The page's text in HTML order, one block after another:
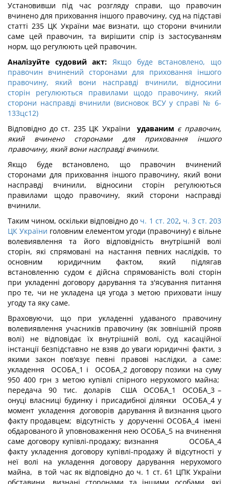
Установивши під час розгляду справи, що правочин
вчинено для приховання іншого правочину, суд на підставі
статті 235 ЦК України має визнати, що сторони вчинили
саме цей правочин, та вирішити спір із застосуванням
норм, що регулюють цей правочин.
Аналізуйте судовий акт: Якщо буде встановлено, що
правочин вчинений сторонами для приховання іншого
правочину, який вони насправді вчинили, відносини
сторін регулюються правилами щодо правочину, який
сторони насправді вчинили (висновок ВСУ у справі № 6-
133цс12)
Відповідно до ст. 235 ЦК України удаваним є правочин,
який вчинено сторонами для приховання іншого
правочину, який вони насправді вчинили.
Якщо буде встановлено, що правочин вчинений
сторонами для приховання іншого правочину, який вони
насправді вчинили, відносини сторін регулюються
правилами щодо правочину, який сторони насправді
вчинили.
Таким чином, оскільки відповідно до ч. 1 ст. 202, ч. 3 ст. 203
ЦК України головним елементом угоди (правочину) є вільне
волевиявлення та його відповідність внутрішній волі
сторін, які спрямовані на настання певних наслідків, то
основним юридичним фактом, який підлягав
встановленню судом є дійсна спрямованість волі сторін
при укладенні договору дарування та з'ясування питання
про те, чи не укладена ця угода з метою приховати іншу
угоду та яку саме.
Враховуючи, що при укладенні удаваного правочину
волевиявлення учасників правочину (як зовнішній прояв
волі) не відповідає їх внутрішній волі, суд касаційної
інстанції безпідставно не взяв до уваги юридичні факти, з
якими закон пов'язує певні правові наслідки, а саме:
укладення ОСОБА_1 і ОСОБА_2 договору позики на суму
950 400 грн з метою купівлі спірного нерухомого майна;
передача 90 тис. доларів США ОСОБА_1 ОСОБА_3 –
онуці власниці будинку і присадибної ділянки ОСОБА_4 у
момент укладення договорів дарування й визнання цього
факту продавцем; відсутність у дорученні ОСОБА_4 імені
обдарованого й уповноваження нею ОСОБА_5 на вчинення
саме договору купівлі-продажу; визнання ОСОБА_4
факту укладення договору купівлі-продажу й відсутності у
неї волі на укладення договору дарування нерухомого
майна, в той час як відповідно до ч. 1 ст. 61 ЦПК України